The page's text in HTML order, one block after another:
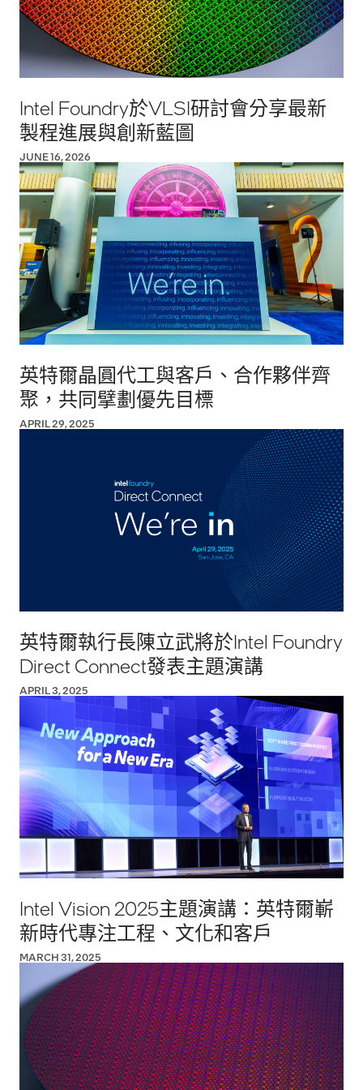
Intel Foundry於VLSI研討會分享最新
製程進展與創新藍圖
JUNE 16, 2026
英特爾晶圓代工與客戶、合作夥伴齊
聚，共同擘劃優先目標
APRIL 29, 2025
英特爾執行長陳立武將於Intel Foundry
Direct Connect發表主題演講
APRIL 3, 2025
Intel Vision 2025主題演講：英特爾嶄
新時代專注工程、文化和客戶
MARCH 31, 2025